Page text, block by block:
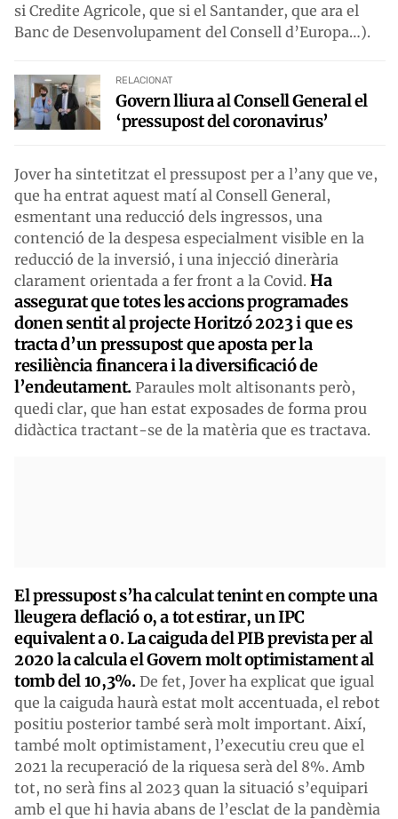
si Credite Agricole, que si el Santander, que ara el
Banc de Desenvolupament del Consell d’Europa…).
RELACIONAT
Govern lliura al Consell General el
‘pressupost del coronavirus’
Jover ha sintetitzat el pressupost per a l’any que ve,
que ha entrat aquest matí al Consell General,
esmentant una reducció dels ingressos, una
contenció de la despesa especialment visible en la
reducció de la inversió, i una injecció dinerària
clarament orientada a fer front a la Covid. Ha
assegurat que totes les accions programades
donen sentit al projecte Horitzó 2023 i que es
tracta d’un pressupost que aposta per la
resiliència financera i la diversificació de
l’endeutament. Paraules molt altisonants però,
quedi clar, que han estat exposades de forma prou
didàctica tractant-se de la matèria que es tractava.
El pressupost s’ha calculat tenint en compte una
lleugera deflació o, a tot estirar, un IPC
equivalent a 0. La caiguda del PIB prevista per al
2020 la calcula el Govern molt optimistament al
tomb del 10,3%.De fet, Jover ha explicat que igual
que la caiguda haurà estat molt accentuada, el rebot
positiu posterior també serà molt important. Així,
també molt optimistament, l’executiu creu que el
2021 la recuperació de la riquesa serà del 8%. Amb
tot, no serà fins al 2023 quan la situació s’equipari
amb el que hi havia abans de l’esclat de la pandèmia